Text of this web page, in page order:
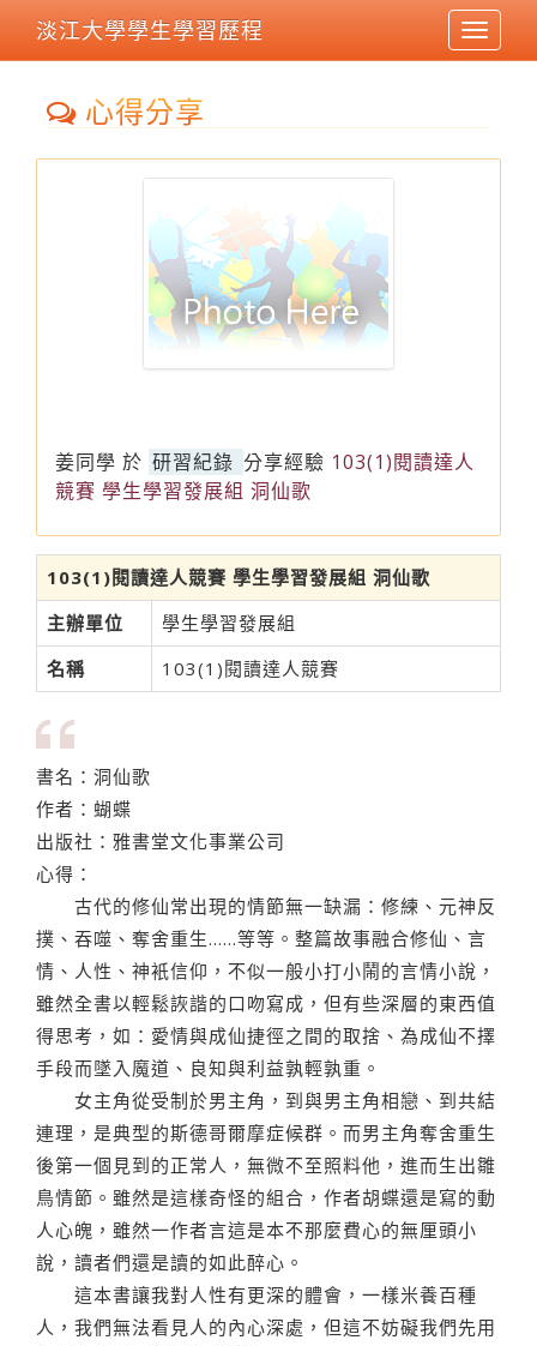
Toggle
淡江大學學生學習歷程
心得分享
姜同學 於 研習紀錄 分享經驗 103(1)閱讀達人
競賽 學生學習發展組 洞仙歌
103(1)閱讀達人競賽 學生學習發展組 洞仙歌
主辦單位
學生學習發展組
名稱
103(1)閱讀達人競賽
書名：洞仙歌
作者：蝴蝶
出版社：雅書堂文化事業公司
心得：
古代的修仙常出現的情節無一缺漏：修練、元神反
撲、吞噬、奪舍重生......等等。整篇故事融合修仙、言
情、人性、神衹信仰，不似一般小打小鬧的言情小說，
雖然全書以輕鬆詼諧的口吻寫成，但有些深層的東西值
得思考，如：愛情與成仙捷徑之間的取捨、為成仙不擇
手段而墜入魔道、良知與利益孰輕孰重。
女主角從受制於男主角，到與男主角相戀、到共結
連理，是典型的斯德哥爾摩症候群。而男主角奪舍重生
後第一個見到的正常人，無微不至照料他，進而生出雛
鳥情節。雖然是這樣奇怪的組合，作者胡蝶還是寫的動
人心魄，雖然一作者言這是本不那麼費心的無厘頭小
說，讀者們還是讀的如此醉心。
這本書讓我對人性有更深的體會，一樣米養百種
人，我們無法看見人的內心深處，但這不妨礙我們先用